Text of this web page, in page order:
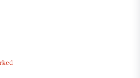
Gelballevej 101 - se hvad der ellers er til salg